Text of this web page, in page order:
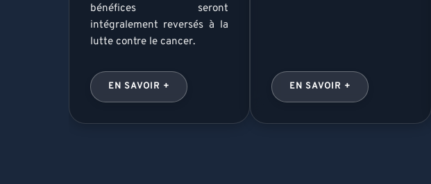
bénéfices seront
intégralement reversés à la
lutte contre le cancer.
EN SAVOIR + EN SAVOIR +